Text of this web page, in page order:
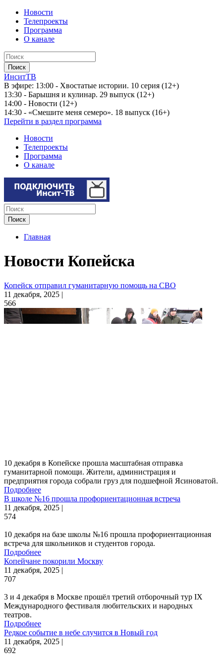
Новости
Телепроекты
Программа
О канале
ИнситТВ
В эфире: 13:00 - Хвостатые истории. 10 серия (12+)
13:30 - Барышня и кулинар. 29 выпуск (12+)
14:00 - Новости (12+)
14:30 - «Смешите меня семеро». 18 выпуск (16+)
Перейти в раздел программа
Новости
Телепроекты
Программа
О канале
Главная
Новости Копейска
Копейск отправил гуманитарную помощь на СВО
11 декабря, 2025 |
566
10 декабря в Копейске прошла масштабная отправка
гуманитарной помощи. Жители, администрация и
предприятия города собрали груз для подшефной Ясиноватой.
Подробнее
В школе №16 прошла профориентационная встреча
11 декабря, 2025 |
574
10 декабря на базе школы №16 прошла профориентационная
встреча для школьников и студентов города.
Подробнее
Копейчане покорили Москву
11 декабря, 2025 |
707
3 и 4 декабря в Москве прошёл третий отборочный тур IX
Международного фестиваля любительских и народных
театров.
Подробнее
Редкое событие в небе случится в Новый год
11 декабря, 2025 |
692